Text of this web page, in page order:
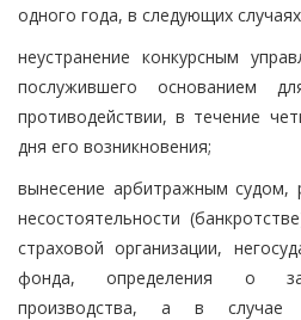
одного года, в следующих
неустранение конкурсным
послужившего основанием
противодействии, в течение
дня его возникновения;
вынесение арбитражным
несостоятельности
страховой организации,
фонда, определения о
производства, а в случае